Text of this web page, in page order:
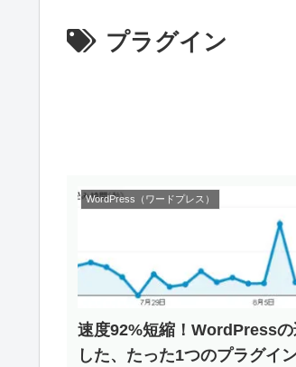
プラグイン
WordPress（ワードプレス）
速度92%短縮！WordPress
した、たった1つのプラグイ